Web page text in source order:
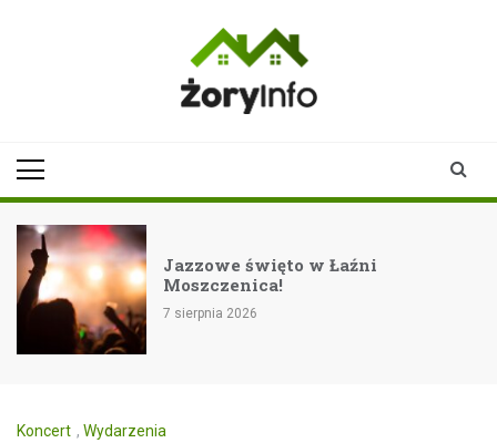
Jazzowe święto w Łaźni
Moszczenica!
7 sierpnia 2026
Koncert , Wydarzenia